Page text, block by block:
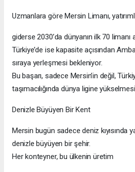
Uzmanlara göre Mersin Limanı,
giderse 2030’da dünyanın ilk 70 limanı
Türkiye’de ise kapasite açısından
sıraya yerleşmesi bekleniyor.
Bu başarı, sadece Mersin’in değil,
taşımacılığında dünya ligine
Denizle Büyüyen Bir Kent
Mersin bugün sadece deniz kıyısında
denizle büyüyen bir şehir.
Her konteyner, bu ülkenin üretim